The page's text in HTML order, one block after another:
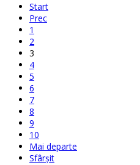
Start
Prec
1
2
3
4
5
6
7
8
9
10
Mai departe
Sfârșit